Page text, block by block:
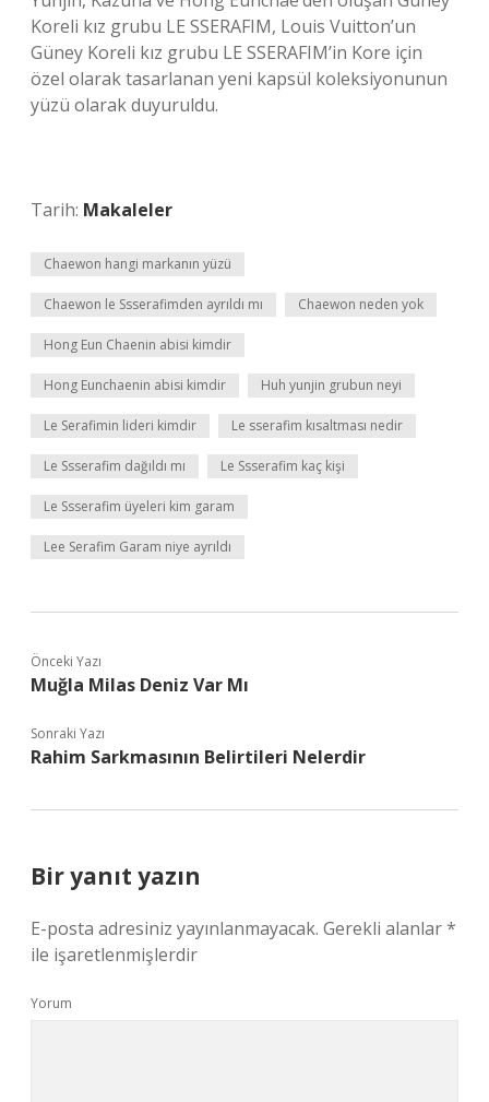
Koreli kız grubu LE SSERAFIM, Louis Vuitton’un
Güney Koreli kız grubu LE SSERAFIM’in Kore için
özel olarak tasarlanan yeni kapsül koleksiyonunun
yüzü olarak duyuruldu.
Tarih: Makaleler
Chaewon hangi markanın yüzü
Chaewon le Ssserafimden ayrıldı mı Chaewon neden yok
Hong Eun Chaenin abisi kimdir
Hong Eunchaenin abisi kimdir Huh yunjin grubun neyi
Le Serafimin lideri kimdir Le sserafim kısaltması nedir
Le Ssserafim dağıldı mı Le Ssserafim kaç kişi
Le Ssserafim üyeleri kim garam
Lee Serafim Garam niye ayrıldı
Önceki Yazı
Muğla Milas Deniz Var Mı
Sonraki Yazı
Rahim Sarkmasının Belirtileri Nelerdir
Bir yanıt yazın
E-posta adresiniz yayınlanmayacak. Gerekli alanlar*
ile işaretlenmişlerdir
Yorum